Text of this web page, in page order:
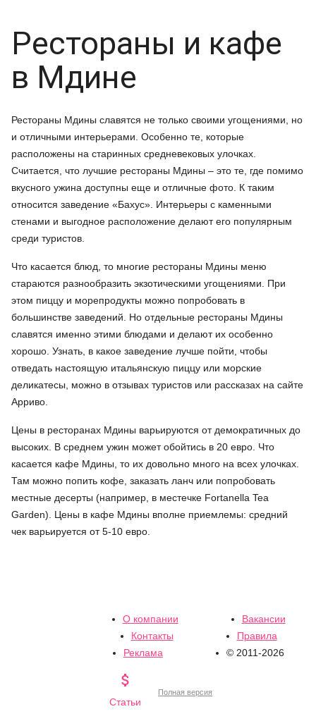
Рестораны и кафе
в Мдине
Рестораны Мдины славятся не только своими угощениями, но
и отличными интерьерами. Особенно те, которые
расположены на старинных средневековых улочках.
Считается, что лучшие рестораны Мдины – это те, где помимо
вкусного ужина доступны еще и отличные фото. К таким
относится заведение «Бахус». Интерьеры с каменными
стенами и выгодное расположение делают его популярным
среди туристов.
Что касается блюд, то многие рестораны Мдины меню
стараются разнообразить экзотическими угощениями. При
этом пиццу и морепродукты можно попробовать в
большинстве заведений. Но отдельные рестораны Мдины
славятся именно этими блюдами и делают их особенно
хорошо. Узнать, в какое заведение лучше пойти, чтобы
отведать настоящую итальянскую пиццу или морские
деликатесы, можно в отзывах туристов или рассказах на сайте
Арриво.
Цены в ресторанах Мдины варьируются от демократичных до
высоких. В среднем ужин может обойтись в 20 евро. Что
касается кафе Мдины, то их довольно много на всех улочках.
Там можно попить кофе, заказать ланч или попробовать
местные десерты (например, в местечке Fortanella Tea
Garden). Цены в кафе Мдины вполне приемлемы: средний
чек варьируется от 5-10 евро.
О компании
Вакансии
Контакты
Правила
Реклама
© 2011-2026

Статьи
Полная версия